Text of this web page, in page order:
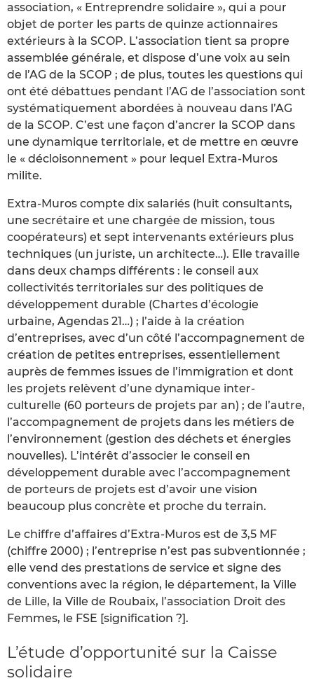
association, « Entreprendre solidaire », qui a pour
objet de porter les parts de quinze actionnaires
extérieurs à la SCOP. L’association tient sa propre
assemblée générale, et dispose d’une voix au sein
de l’AG de la SCOP ; de plus, toutes les questions qui
ont été débattues pendant l’AG de l’association sont
systématiquement abordées à nouveau dans l’AG
de la SCOP. C’est une façon d’ancrer la SCOP dans
une dynamique territoriale, et de mettre en œuvre
le « décloisonnement » pour lequel Extra-Muros
milite.
Extra-Muros compte dix salariés (huit consultants,
une secrétaire et une chargée de mission, tous
coopérateurs) et sept intervenants extérieurs plus
techniques (un juriste, un architecte…). Elle travaille
dans deux champs différents : le conseil aux
collectivités territoriales sur des politiques de
développement durable (Chartes d’écologie
urbaine, Agendas 21…) ; l’aide à la création
d’entreprises, avec d’un côté l’accompagnement de
création de petites entreprises, essentiellement
auprès de femmes issues de l’immigration et dont
les projets relèvent d’une dynamique inter-
culturelle (60 porteurs de projets par an) ; de l’autre,
l’accompagnement de projets dans les métiers de
l’environnement (gestion des déchets et énergies
nouvelles). L’intérêt d’associer le conseil en
développement durable avec l’accompagnement
de porteurs de projets est d’avoir une vision
beaucoup plus concrète et proche du terrain.
Le chiffre d’affaires d’Extra-Muros est de 3,5 MF
(chiffre 2000) ; l’entreprise n’est pas subventionnée ;
elle vend des prestations de service et signe des
conventions avec la région, le département, la Ville
de Lille, la Ville de Roubaix, l’association Droit des
Femmes, le FSE [signification ?].
L’étude d’opportunité sur la Caisse
solidaire